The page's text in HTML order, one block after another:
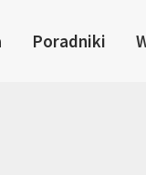
Poradniki